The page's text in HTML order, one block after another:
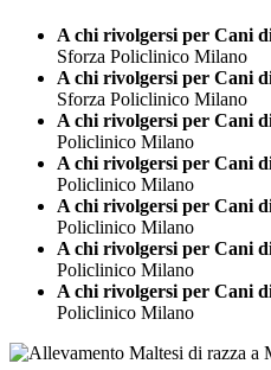
A chi rivolgersi per Cani
Sforza Policlinico Milano
A chi rivolgersi per Cani
Sforza Policlinico Milano
A chi rivolgersi per Cani
Policlinico Milano
A chi rivolgersi per Cani
Policlinico Milano
A chi rivolgersi per Cani
Policlinico Milano
A chi rivolgersi per Cani
Policlinico Milano
A chi rivolgersi per Cani
Policlinico Milano